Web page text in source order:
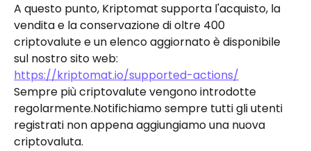
A questo punto, Kriptomat supporta l'acquisto, la
vendita e la conservazione di oltre 400
criptovalute e un elenco aggiornato è disponibile
sul nostro sito web:
https://kriptomat.io/supported-actions/
Sempre più criptovalute vengono introdotte
regolarmente.Notifichiamo sempre tutti gli utenti
registrati non appena aggiungiamo una nuova
criptovaluta.